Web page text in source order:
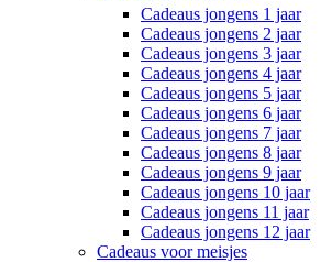
Cadeaus jongens 1 jaar
Cadeaus jongens 2 jaar
Cadeaus jongens 3 jaar
Cadeaus jongens 4 jaar
Cadeaus jongens 5 jaar
Cadeaus jongens 6 jaar
Cadeaus jongens 7 jaar
Cadeaus jongens 8 jaar
Cadeaus jongens 9 jaar
Cadeaus jongens 10 jaar
Cadeaus jongens 11 jaar
Cadeaus jongens 12 jaar
Cadeaus voor meisjes